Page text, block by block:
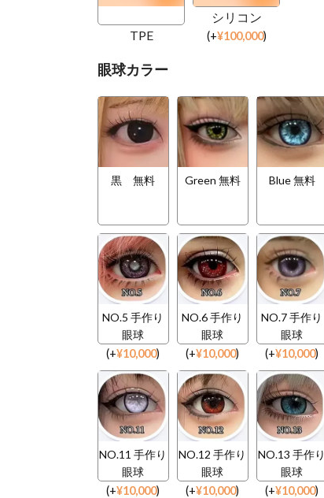
TPE
シリコン
(+¥100,000)
眼球カラー
黒 無料 Green 無料 Blue 無料
NO.5 手作り
眼球
(+¥10,000)
NO.6 手作り
眼球
(+¥10,000)
NO.7 手作り
眼球
(+¥10,000)
NO.11 手作り
眼球
(+¥10,000)
NO.12 手作り
眼球
(+¥10,000)
NO.13 手作り
眼球
(+¥10,000)